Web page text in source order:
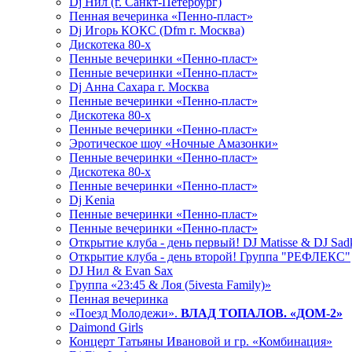
Пенная вечеринка «Пенно-пласт»
Dj Игорь КОКС (Dfm г. Москва)
Дискотека 80-х
Пенные вечеринки «Пенно-пласт»
Пенные вечеринки «Пенно-пласт»
Dj Анна Сахара г. Москва
Пенные вечеринки «Пенно-пласт»
Дискотека 80-х
Пенные вечеринки «Пенно-пласт»
Эротическое шоу «Ночные Амазонки»
Пенные вечеринки «Пенно-пласт»
Дискотека 80-х
Пенные вечеринки «Пенно-пласт»
Dj Kenia
Пенные вечеринки «Пенно-пласт»
Пенные вечеринки «Пенно-пласт»
Открытие клуба - день первый! DJ Matisse & DJ
Открытие клуба - день второй! Группа "РЕФЛЕКС"
DJ Нил & Evan Sax
Группа «23:45 & Лоя (5ivesta Family)»
Пенная вечеринка
«Поезд Молодежи». ВЛАД ТОПАЛОВ. «ДОМ-2»
Daimond Girls
Концерт Татьяны Ивановой и гр. «Комбинация»